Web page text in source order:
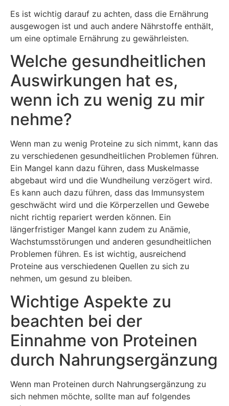
Es ist wichtig darauf zu achten, dass die Ernährung
ausgewogen ist und auch andere Nährstoffe enthält,
um eine optimale Ernährung zu gewährleisten.
Welche gesundheitlichen
Auswirkungen hat es,
wenn ich zu wenig zu mir
nehme?
Wenn man zu wenig Proteine zu sich nimmt, kann das
zu verschiedenen gesundheitlichen Problemen führen.
Ein Mangel kann dazu führen, dass Muskelmasse
abgebaut wird und die Wundheilung verzögert wird.
Es kann auch dazu führen, dass das Immunsystem
geschwächt wird und die Körperzellen und Gewebe
nicht richtig repariert werden können. Ein
längerfristiger Mangel kann zudem zu Anämie,
Wachstumsstörungen und anderen gesundheitlichen
Problemen führen. Es ist wichtig, ausreichend
Proteine aus verschiedenen Quellen zu sich zu
nehmen, um gesund zu bleiben.
Wichtige Aspekte zu
beachten bei der
Einnahme von Proteinen
durch Nahrungsergänzung
Wenn man Proteinen durch Nahrungsergänzung zu
sich nehmen möchte, sollte man auf folgendes